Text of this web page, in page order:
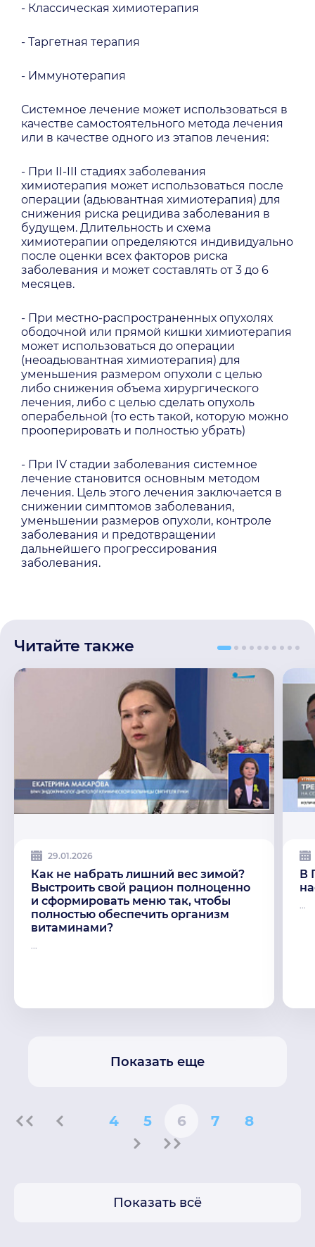
- Классическая химиотерапия
- Таргетная терапия
- Иммунотерапия
Системное лечение может использоваться в
качестве самостоятельного метода лечения
или в качестве одного из этапов лечения:
- При II-III стадиях заболевания
химиотерапия может использоваться после
операции (адьювантная химиотерапия) для
снижения риска рецидива заболевания в
будущем. Длительность и схема
химиотерапии определяются индивидуально
после оценки всех факторов риска
заболевания и может составлять от 3 до 6
месяцев.
- При местно-распространенных опухолях
ободочной или прямой кишки химиотерапия
может использоваться до операции
(неоадьювантная химиотерапия) для
уменьшения размером опухоли с целью
либо снижения объема хирургического
лечения, либо с целью сделать опухоль
операбельной (то есть такой, которую можно
прооперировать и полностью убрать)
- При IV стадии заболевания системное
лечение становится основным методом
лечения. Цель этого лечения заключается в
снижении симптомов заболевания,
уменьшении размеров опухоли, контроле
заболевания и предотвращении
дальнейшего прогрессирования
заболевания.
Читайте также
29.01.2026
Как не набрать лишний вес зимой?
Выстроить свой рацион полноценно
и сформировать меню так, чтобы
полностью обеспечить организм
витаминами?
В
Показать еще
4 5 6 7 8
Показать всё